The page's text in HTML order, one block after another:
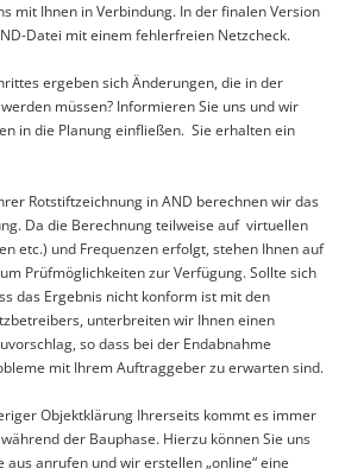
mit Ihnen in Verbindung. In der finalen Version
Datei mit einem fehlerfreien Netzcheck.
ergeben sich Änderungen, die in der
müssen? Informieren Sie uns und wir
in die Planung einfließen. Sie erhalten ein
Rotstiftzeichnung in AND berechnen wir das
Da die Berechnung teilweise auf virtuellen
etc.) und Frequenzen erfolgt, stehen Ihnen auf
Prüfmöglichkeiten zur Verfügung. Sollte sich
das Ergebnis nicht konform ist mit den
unterbreiten wir Ihnen einen
so dass bei der Endabnahme
mit Ihrem Auftraggeber zu erwarten sind.
Objektklärung Ihrerseits kommt es immer
der Bauphase. Hierzu können Sie uns
anrufen und wir erstellen „online“ eine